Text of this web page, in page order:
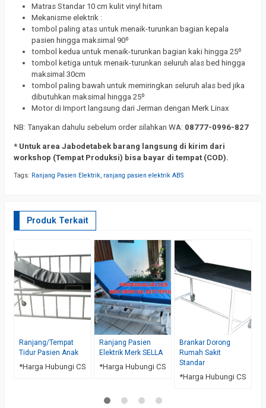
Matras Standar 10 cm kulit vinyl hitam
Mekanisme elektrik :
tombol paling atas untuk menaik-turunkan bagian kepala
pasien hingga maksimal 90º
tombol kedua untuk menaik-turunkan bagian kaki hingga 25º
tombol ketiga untuk menaik-turunkan seluruh alas bed hingga
maksimal 30cm
tombol paling bawah untuk memiringkan seluruh alas bed jika
dibutuhkan maksimal hingga 25º
Motor di Import langsung dari Jerman dengan Merk Linax
NB: Tanyakan dahulu sebelum order silahkan WA: 08777-0996-827
* Untuk area Jabodetabek barang langsung di kirim dari
workshop (Tempat Produksi) bisa bayar di tempat (COD).
Tags: Ranjang Pasien Elektrik ranjang pasien elektrik ABS
Produk Terkait
Ranjang/Tempat
Tidur Pasien Anak
*Harga Hubungi CS
Ranjang Pasien
Elektrik Merk SELLA
*Harga Hubungi CS
Brankar Dorong
Rumah Sakit
Standar
*Harga Hubungi CS